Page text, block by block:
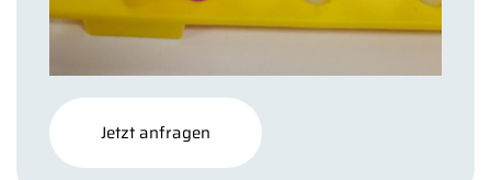
Jetzt anfragen